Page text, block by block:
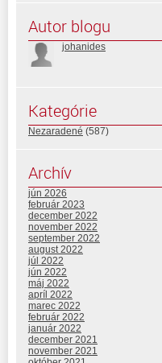
Autor blogu
johanides
Kategórie
Nezaradené (587)
Archív
jún 2026
február 2023
december 2022
november 2022
september 2022
august 2022
júl 2022
jún 2022
máj 2022
apríl 2022
marec 2022
február 2022
január 2022
december 2021
november 2021